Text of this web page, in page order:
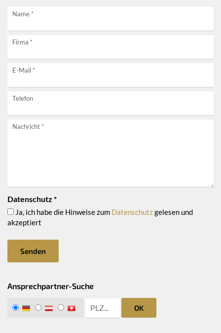
Jetzt
unverbindlich
anfragen!
Name *
Firma *
E-Mail *
Telefon
Nachricht *
Datenschutz *
Ja, ich habe die Hinweise zum Datenschutzgelesen und
akzeptiert
Senden
Ansprechpartner-Suche
DE AT zip search
OK